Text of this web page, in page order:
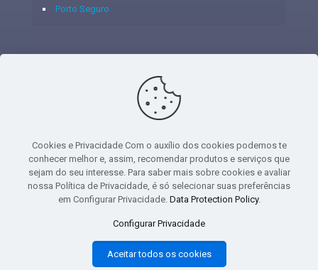
Porto Seguro
© 2020 - Yoshie & Maia Corretora de Seguros Ltda - CNPJ:
05.459.716/0001-75 - SUSEP: 100637106 AV DOS
PAVIMENTO - CEP 06.020-012 - VILA YARA - OSASCO - UF SP -
TELEFONE - (11) 8251-9266
Cookies e Privacidade Com o auxílio dos cookies podemos te
conhecer melhor e, assim, recomendar produtos e serviços que
sejam do seu interesse. Para saber mais sobre cookies e avaliar
nossa Política de Privacidade, é só selecionar suas preferências
em Configurar Privacidade. Data Protection Policy.
Configurar Privacidade
Aceitar todos os cookies
1.23, user_data: { email_address: 'johnsmith@email.com', phone_number:
'1234567890', address: { first_name: 'john', last_name: 'smith', city:
'menlopark', region: 'ca', postal_code: '94025', country: 'usa', }, }, items: [{